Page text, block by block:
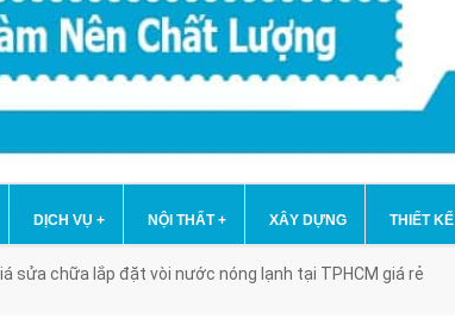
DỊCH VỤ + NỘI THẤT+ XÂY DỰNG THIẾT KẾ
sửa chữa lắp đặt vòi nước nóng lạnh tại TPHCM giá rẻ